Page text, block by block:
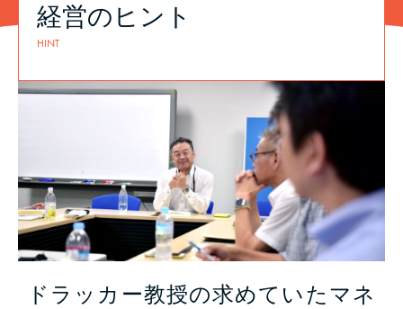
経営のヒント
HINT
ドラッカー教授の求めていたマネ